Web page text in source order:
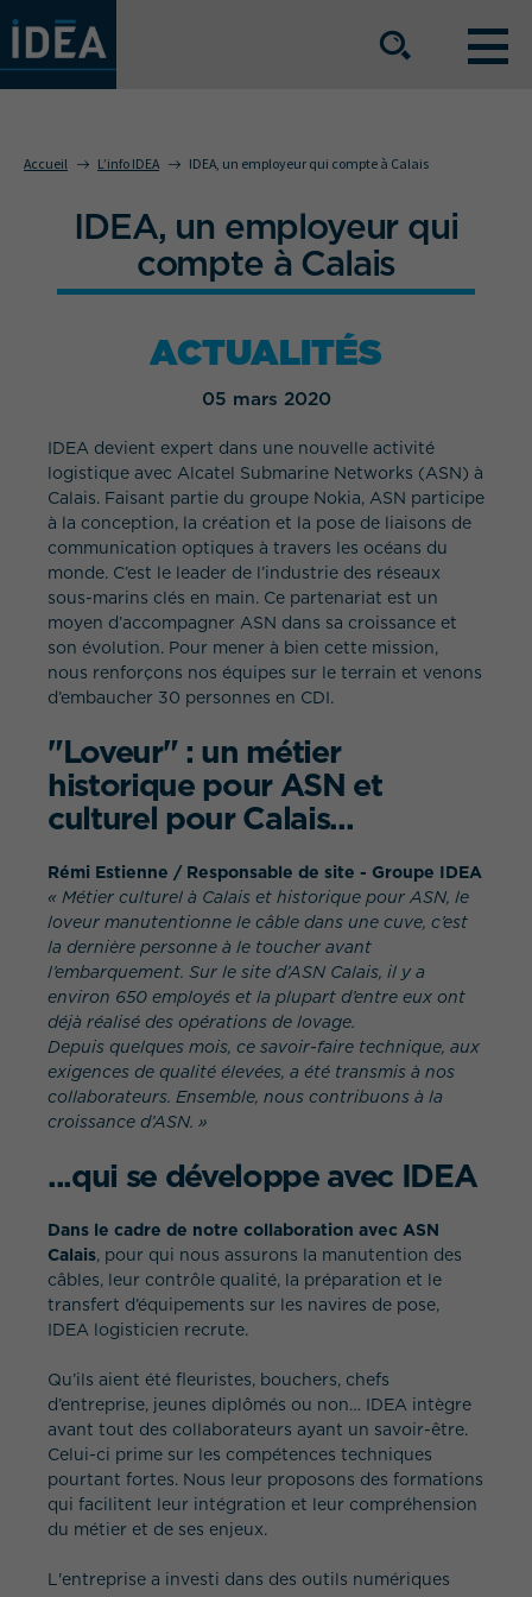
Nous rejoindre
L’info IDEA
Nos implantations
Espace Presse
Contact
QUEL EST VOTRE BESOIN ?
NOS ATOUTS
Accueil L’info IDEA IDEA, un employeur qui compte à Calais
IDEA, un employeur qui
compte à Calais
ACTUALITÉS
05 mars 2020
IDEA devient expert dans une nouvelle activité
logistique avec Alcatel Submarine Networks (ASN) à
Calais. Faisant partie du groupe Nokia, ASN participe
à la conception, la création et la pose de liaisons de
communication optiques à travers les océans du
monde. C’est le leader de l’industrie des réseaux
sous-marins clés en main. Ce partenariat est un
moyen d’accompagner ASN dans sa croissance et
son évolution. Pour mener à bien cette mission,
nous renforçons nos équipes sur le terrain et venons
d’embaucher 30 personnes en CDI.
"Loveur" : un métier
historique pour ASN et
culturel pour Calais...
Rémi Estienne / Responsable de site - Groupe IDEA
« Métier culturel à Calais et historique pour ASN, le
loveur manutentionne le câble dans une cuve, c’est
la dernière personne à le toucher avant
l’embarquement. Sur le site d’ASN Calais, il y a
environ 650 employés et la plupart d’entre eux ont
déjà réalisé des opérations de lovage.
Depuis quelques mois, ce savoir-faire technique, aux
exigences de qualité élevées, a été transmis à nos
collaborateurs. Ensemble, nous contribuons à la
croissance d’ASN. »
...qui se développe avec IDEA
Dans le cadre de notre collaboration avec ASN
Calais, pour qui nous assurons la manutention des
câbles, leur contrôle qualité, la préparation et le
transfert d’équipements sur les navires de pose,
IDEA logisticien recrute.
Qu’ils aient été fleuristes, bouchers, chefs
d’entreprise, jeunes diplômés ou non… IDEA intègre
avant tout des collaborateurs ayant un savoir-être.
Celui-ci prime sur les compétences techniques
pourtant fortes. Nous leur proposons des formations
qui facilitent leur intégration et leur compréhension
du métier et de ses enjeux.
L'entreprise a investi dans des outils numériques